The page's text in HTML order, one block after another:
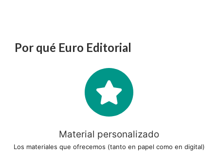
Por qué Euro Editorial
Material personalizado
Los materiales que ofrecemos (tanto en papel como en digital)